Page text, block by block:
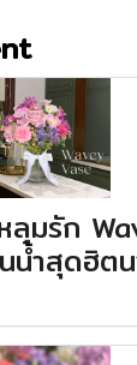
ลุมรัก
น้ำสุดฮิต